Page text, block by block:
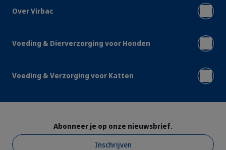
Over Virbac
Voeding & Dierverzorging voor Honden
Voeding & Verzorging voor Katten
Abonneer je op onze nieuwsbrief.
Inschrijven